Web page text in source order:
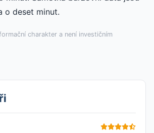
o deset minut.
charakter a není investičním